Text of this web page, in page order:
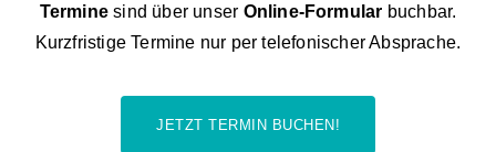
Termine sind über unser Online-Formular buchbar.
Kurzfristige Termine nur per telefonischer Absprache.
JETZT TERMIN BUCHEN!